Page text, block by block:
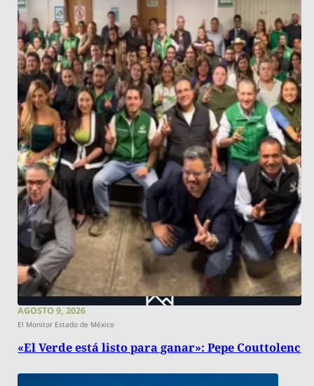
AGOSTO 9, 2026
El Monitor Estado de México
«El Verde está listo para ganar»: Pepe Couttolenc